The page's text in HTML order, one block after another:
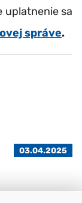
uplatnenie sa
správe.
03.04.2025